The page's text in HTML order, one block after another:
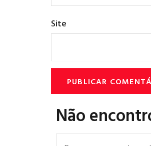
Site
Não